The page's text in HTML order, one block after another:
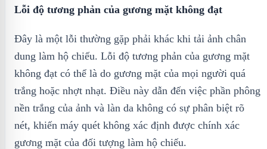
Lỗi độ tương phản của gương mặt không đạt
Đây là một lỗi thường gặp phải khác khi tải ảnh chân
dung làm hộ chiếu. Lỗi độ tương phản của gương mặt
không đạt có thể là do gương mặt của mọi người quá
trắng hoặc nhợt nhạt. Điều này dẫn đến việc phần phông
nền trắng của ảnh và làn da không có sự phân biệt rõ
nét, khiến máy quét không xác định được chính xác
gương mặt của đối tượng làm hộ chiếu.